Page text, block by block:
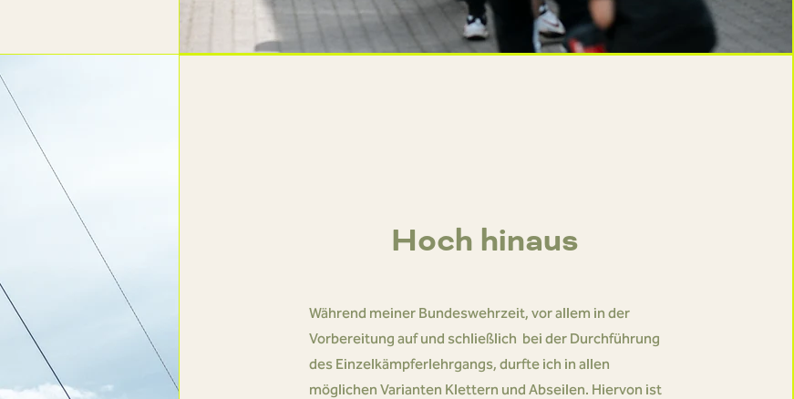
Hoch hinaus
Während meiner Bundeswehrzeit, vor allem in der
Vorbereitung auf und schließlich bei der Durchführung
des Einzelkämpferlehrgangs, durfte ich in allen
möglichen Varianten Klettern und Abseilen. Hiervon ist